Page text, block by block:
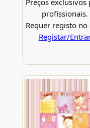
profissionais.
Requer registo no
Registar/